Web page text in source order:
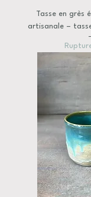
Tasse en grès
artisanale –